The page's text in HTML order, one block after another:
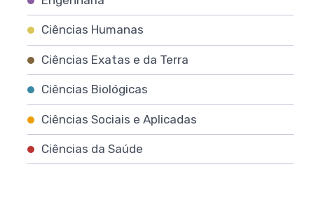
Ciências Humanas
Ciências Exatas e da Terra
Ciências Biológicas
Ciências Sociais e Aplicadas
Ciências da Saúde